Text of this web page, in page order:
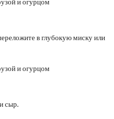
в глубокую миску или
сыр.